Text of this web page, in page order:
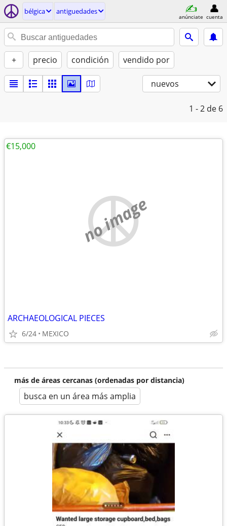
bélgica antiguedades
anúnciate cuenta
+ precio condición vendido por
nuevos
1 - 2 de 6
no image
ARCHAEOLOGICAL PIECES
6/24 MEXICO
€15,000
más de áreas cercanas (ordenadas por distancia)
busca en un área más amplia